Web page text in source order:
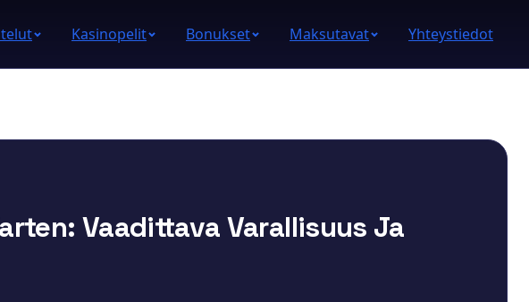
Kasinopelit Bonukset Maksutavat Yhteystiedot
Vaadittava Varallisuus Ja